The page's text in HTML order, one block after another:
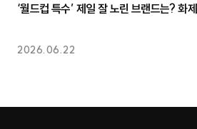
2026.06.22
‘월드컵 특수’ 제일 잘 노린 브랜드는? 화